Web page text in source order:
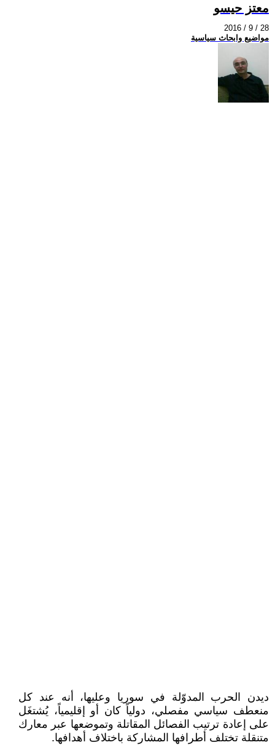
معتز حيسو
2016 / 9 / 28
مواضيع وابحاث سياسية
ديدن الحرب المدوّلة في سوريا وعليها، أنه عند كل
منعطف سياسي مفصلي، دولياً كان أو إقليمياً، يُشتغَل
على إعادة ترتيب الفصائل المقاتلة وتموضعها عبر معارك
متنقلة تختلف أطرافها المشاركة باختلاف أهدافها.